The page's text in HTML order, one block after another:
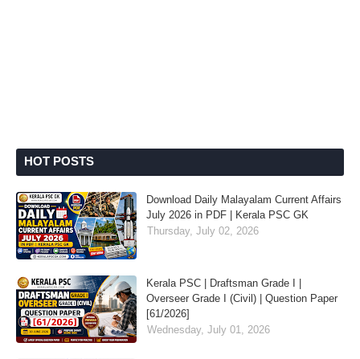
HOT POSTS
Download Daily Malayalam Current Affairs
July 2026 in PDF | Kerala PSC GK
Thursday, July 02, 2026
Kerala PSC | Draftsman Grade I |
Overseer Grade I (Civil) | Question Paper
[61/2026]
Wednesday, July 01, 2026